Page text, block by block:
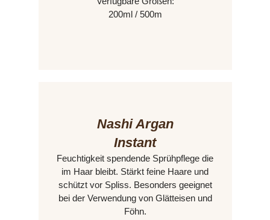
200ml / 500m
Nashi Argan
Instant
Feuchtigkeit spendende Sprühpflege die
im Haar bleibt. Stärkt feine Haare und
schützt vor Spliss. Besonders geeignet
bei der Verwendung von Glätteisen und
Föhn.